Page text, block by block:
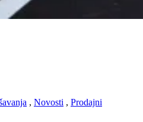
, Novosti , Prodajni